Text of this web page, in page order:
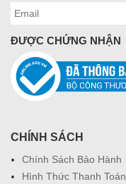
ĐƯỢC CHỨNG NHẬN
CHÍNH SÁCH
Chính Sách Bảo Hành
Hình Thức Thanh Toán